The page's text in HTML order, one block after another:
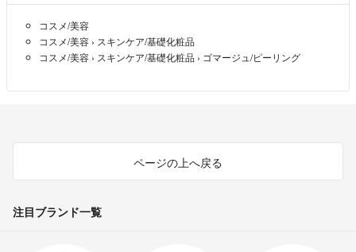
コスメ/美容
コスメ/美容 › スキンケア/基礎化粧品
コスメ/美容 › スキンケア/基礎化粧品 › ゴマージュ/ピーリング
ページの上へ戻る
注目ブランド一覧